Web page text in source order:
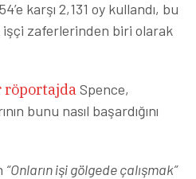
karşı 2,131 oy kullandı, bu
işçi zaferlerinden biri olarak
röportajdaSpence,
bunu nasıl başardığını
“Onların işi gölgede çalışmak”